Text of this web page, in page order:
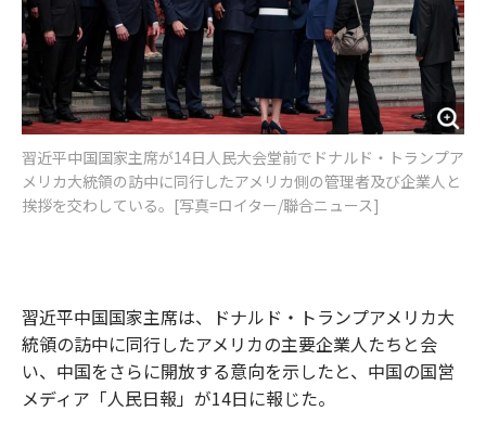
習近平中国国家主席が14日人民大会堂前でドナルド・トランプア
メリカ大統領の訪中に同行したアメリカ側の管理者及び企業人と
挨拶を交わしている。[写真=ロイター/聯合ニュース]
習近平中国国家主席は、ドナルド・トランプアメリカ大
統領の訪中に同行したアメリカの主要企業人たちと会
い、中国をさらに開放する意向を示したと、中国の国営
メディア「人民日報」が14日に報じた。